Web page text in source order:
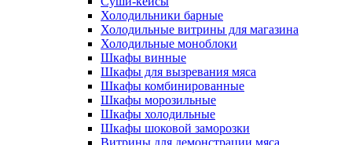
Холодильники барные
Холодильные витрины для магазина
Холодильные моноблоки
Шкафы винные
Шкафы для вызревания мяса
Шкафы комбинированные
Шкафы морозильные
Шкафы холодильные
Шкафы шоковой заморозки
Витрины для демонстрации мяса